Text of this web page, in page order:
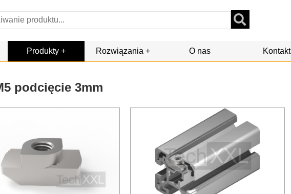
Produkty Rozwiązania O nas Kontakt
podcięcie 3mm